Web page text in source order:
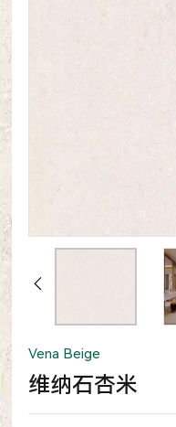
Vena Beige
维纳石杏米